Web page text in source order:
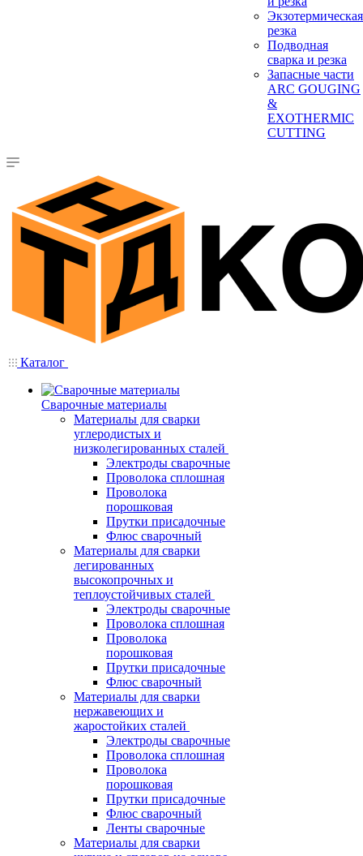
Экзотермическая
резка
Подводная
сварка и резка
Запасные части
ARC GOUGING
&
EXOTHERMIC
CUTTING
Каталог
Сварочные материалы
Материалы для сварки
углеродистых и
низколегированных сталей
Электроды сварочные
Проволока сплошная
Проволока
порошковая
Прутки присадочные
Флюс сварочный
Материалы для сварки
легированных
высокопрочных и
теплоустойчивых сталей
Электроды сварочные
Проволока сплошная
Проволока
порошковая
Прутки присадочные
Флюс сварочный
Материалы для сварки
нержавеющих и
жаростойких сталей
Электроды сварочные
Проволока сплошная
Проволока
порошковая
Прутки присадочные
Флюс сварочный
Ленты сварочные
Материалы для сварки